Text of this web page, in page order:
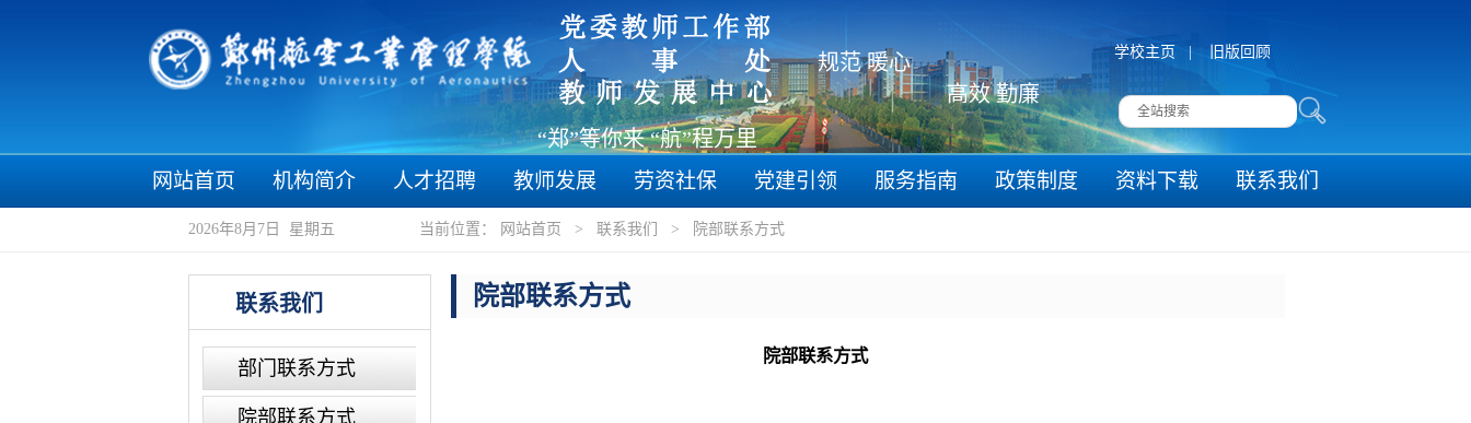
规范 暖心
高效 勤廉
学校主页 | 旧版回顾
“郑”等你来 “航”程万里
网站首页 机构简介 人才招聘 教师发展 劳资社保 党建引领 服务指南 政策制度 资料下载 联系我们
2026年8月7日 星期五 当前位置： 网站首页 > 联系我们 > 院部联系方式
联系我们
部门联系方式
院部联系方式
院部联系方式
院部联系方式